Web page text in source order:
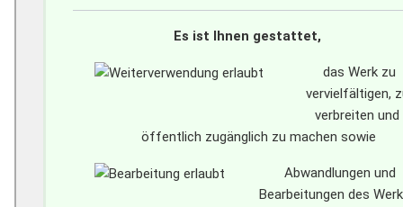
Es ist Ihnen gestattet,
das Werk zu
vervielfältigen,
verbreiten und
öffentlich zugänglich zu machen sowie
Abwandlungen und
Bearbeitungen des